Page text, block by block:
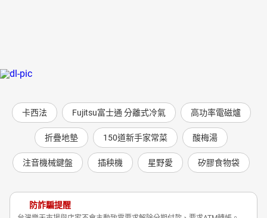
卡西法 Fujitsu富士通 分離式冷氣 高功率電磁爐
折疊地墊 150道新手家常菜 酸梅湯
注音機械鍵盤 插秧機 星野愛 矽膠食物袋
防詐騙提醒